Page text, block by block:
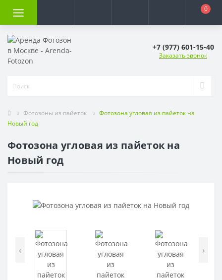
0
+7 (977) 601-15-40
Заказать звонок
Фотозоны из пайеток
Фотозона угловая из пайеток на
Новый год
Фотозона угловая из пайеток на
Новый год
‹ ›